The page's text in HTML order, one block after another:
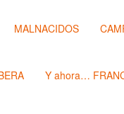
MALNACIDOS
Y ahora…